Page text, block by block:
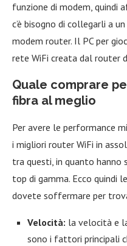
funzione di modem, quindi
c’è bisogno di collegarli a
modem router. Il PC per
rete WiFi creata dal router
Quale comprare
fibra al meglio
Per avere le performance
i migliori router WiFi in
tra questi, in quanto hanno
top di gamma. Ecco quindi
dovete soffermare per
Velocità: la velocità e
sono i fattori principali